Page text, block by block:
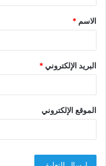
ق
*
الاسم *
البريد الإلكتروني*
الموقع الإلكتروني